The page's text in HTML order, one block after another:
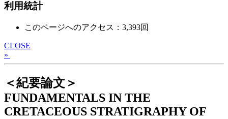
利用統計
このページへのアクセス：3,393回
CLOSE
»
＜紀要論文＞
FUNDAMENTALS IN THE
CRETACEOUS STRATIGRAPHY OF